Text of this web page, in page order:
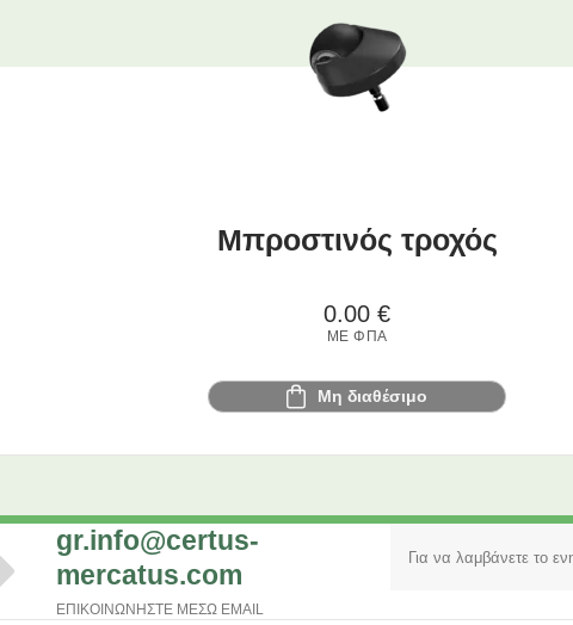
Μπροστινός τροχός
0.00 €
ΜΕ ΦΠΑ
Μη διαθέσιμο
gr.info@certus-
mercatus.com
ΕΠΙΚΟΙΝΩΝΗΣΤΕ ΜΕΣΩ EMAIL